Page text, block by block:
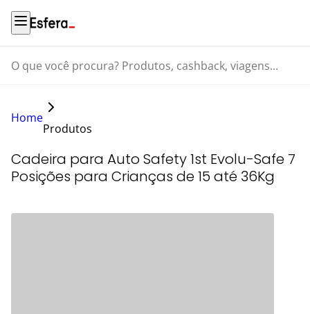
O que você procura? Produtos, cashback, viagens...
Home
Produtos
Cadeira para Auto Safety 1st Evolu-Safe 7
Posições para Crianças de 15 até 36Kg